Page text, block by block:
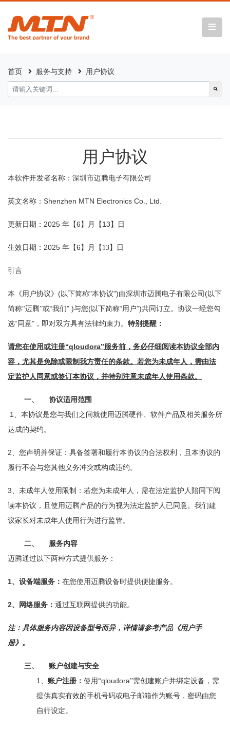
首页 服务与支持 用户协议
用户协议
本软件开发者名称：深圳市迈腾电子有限公司
英文名称： Shenzhen MTN Electronics Co., Ltd.
更新日期： 2025 年【6 】月【 13 】日
生效日期： 2025 年【6 】月【13】日
引言
本《用户协议》 (以下简称"本协议")由深圳市迈腾电子有限公司 (以下
简称“迈腾”或“我们” )与您(以下简称“用户”)共同订立。协议一经您勾
选“ 同意” ，即对双方具有法律约束力。 特别提醒：
请您在使用或注册“qloudora”服务前，务必仔细阅读本协议全部内
容，尤其是免除或限制我方责任的条款。若您为未成年人，需由法
定监护人同意或签订本协议，并特别注意未成年人使用条款。
一、 协议适用范围
1 、本协议是您与我们之间就使用迈腾硬件、软件产品及相关服务所
达成的契约。
2、您声明并保证：具备签署和履行本协议的合法权利，且本协议的
履行不会与您其他义务冲突或构成违约。
3、未成年人使用限制：若您为未成年人，需在法定监护人陪同下阅
读本协议，且使用迈腾产品的行为视为法定监护人已同意。我们建
议家长对未成年人使用行为进行监管。
二、
服务内容
迈腾通过以下两种方式提供服务：
1、设备端服务： 在您使用迈腾设备时提供便捷服务。
2、网络服务： 通过互联网提供的功能。
注：具体服务内容因设备型号而异，详情请参考产品《用户手
册》。
三、 账户创建与安全
1、 账户注册： 使用“qloudora”需创建账户并绑定设备，需
提供真实有效的手机号码或电子邮箱作为账号，密码由您
自行设定。